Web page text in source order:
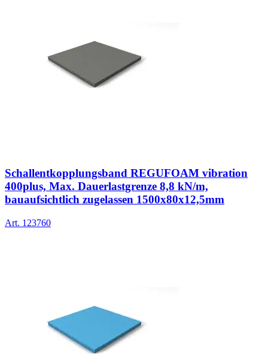
Schallentkopplungsband REGUFOAM vibration
400plus, Max. Dauerlastgrenze 8,8 kN/m,
bauaufsichtlich zugelassen 1500x80x12,5mm
Art. 123760